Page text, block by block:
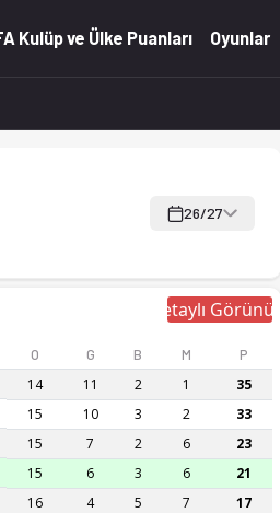
Kulüp ve Ülke Puanları Oyunlar
26/27
Detaylı Görünüm
O G B M P
14 11 2 1 35
15 10 3 2 33
15 7 2 6 23
15 6 3 6 21
16 4 5 7 17